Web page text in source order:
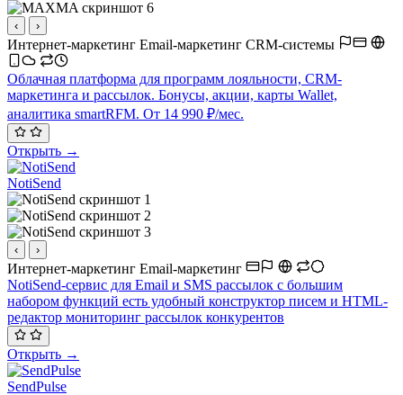
‹ ›
Интернет-маркетинг Email-маркетинг CRM-системы
Облачная платформа для программ лояльности, CRM-
маркетинга и рассылок. Бонусы, акции, карты Wallet,
аналитика smartRFM. От 14 990 ₽/мес.
Открыть →
NotiSend
‹ ›
Интернет-маркетинг Email-маркетинг
NotiSend-сервис для Email и SMS рассылок с большим
набором функций есть удобный конструктор писем и HTML-
редактор мониторинг рассылок конкурентов
Открыть →
SendPulse